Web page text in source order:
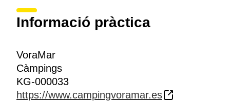
Informació pràctica
VoraMar
Càmpings
KG-000033
https://www.campingvoramar.es